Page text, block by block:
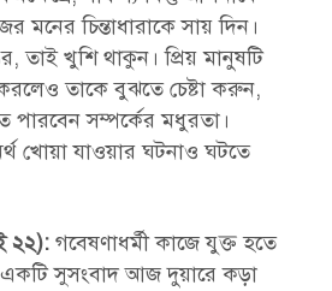
মনের চিন্তাধারাকে সায় দিন।
তাই খুশি থাকুন। প্রিয় মানুষটি
তাকে বুঝতে চেষ্টা করুন,
সম্পর্কের মধুরতা।
খোয়া যাওয়ার ঘটনাও ঘটতে
২২): গবেষণাধর্মী কাজে যুক্ত হতে
সুসংবাদ আজ দুয়ারে কড়া